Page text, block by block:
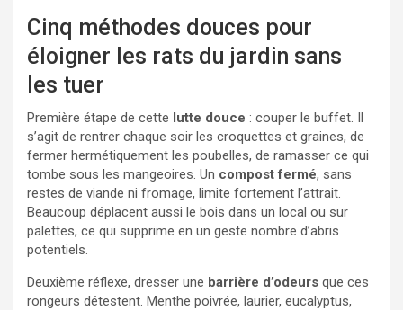
Cinq méthodes douces pour
éloigner les rats du jardin sans
les tuer
Première étape de cette lutte douce : couper le buffet. Il
s’agit de rentrer chaque soir les croquettes et graines, de
fermer hermétiquement les poubelles, de ramasser ce qui
tombe sous les mangeoires. Un compost fermé, sans
restes de viande ni fromage, limite fortement l’attrait.
Beaucoup déplacent aussi le bois dans un local ou sur
palettes, ce qui supprime en un geste nombre d’abris
potentiels.
Deuxième réflexe, dresser une barrière d’odeurs que ces
rongeurs détestent. Menthe poivrée, laurier, eucalyptus,